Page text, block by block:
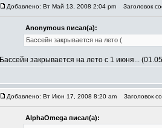
Добавлено: Вт Май 13, 2008 2:04 pm Заголовок
Anonymous писал(а):
Бассейн закрывается на лето (
Бассейн закрывается на лето с 1 июня...
Добавлено: Вт Июн 17, 2008 8:20 am Заголовок
AlphaOmega писал(а):